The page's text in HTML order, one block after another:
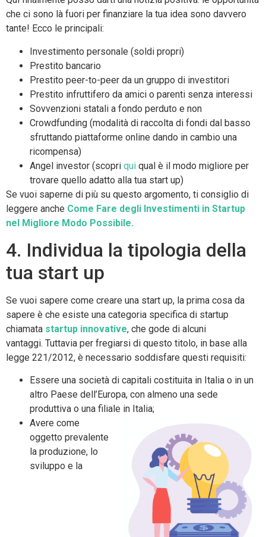
che ci sono là fuori per finanziare la tua idea sono davvero
tante! Ecco le principali:
Investimento personale (soldi propri)
Prestito bancario
Prestito peer-to-peer da un gruppo di investitori
Prestito infruttifero da amici o parenti senza interessi
Sovvenzioni statali a fondo perduto e non
Crowdfunding (modalità di raccolta di fondi dal basso
sfruttando piattaforme online dando in cambio una
ricompensa)
Angel investor (scopri qui qual è il modo migliore per
trovare quello adatto alla tua start up)
Se vuoi saperne di più su questo argomento, ti consiglio di
leggere anche Come Fare degli Investimenti in Startup
nel Migliore Modo Possibile.
4. Individua la tipologia della
tua start up
Se vuoi sapere come creare una start up, la prima cosa da
sapere è che esiste una categoria specifica di startup
chiamata startup innovative, che gode di alcuni
vantaggi. Tuttavia per fregiarsi di questo titolo, in base alla
legge 221/2012, è necessario soddisfare questi requisiti:
Essere una società di capitali costituita in Italia o in un
altro Paese dell’Europa, con almeno una sede
produttiva o una filiale in Italia;
Avere come
oggetto prevalente
la produzione, lo
sviluppo e la